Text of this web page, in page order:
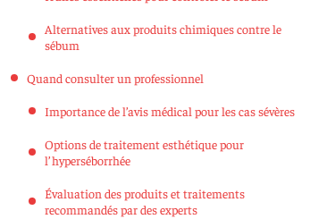
Alternatives aux produits chimiques contre le
sébum
Quand consulter un professionnel
Importance de l’avis médical pour les cas sévères
Options de traitement esthétique pour
l’hyperséborrhée
Évaluation des produits et traitements
recommandés par des experts